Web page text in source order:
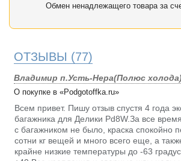
Обмен ненадлежащего товара за
ОТЗЫВЫ (77)
Владимир п.Усть-Нера(Полюс
О покупке в «Podgotoffka.ru»
Всем привет. Пишу отзыв спустя 4 года
багажника для Делики Pd8W.За все
с багажником не было, краска спокойно
сотни кг вещей и много всего еще, а
крайне низкие температуры до -63